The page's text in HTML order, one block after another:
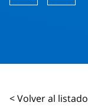
< Volver al listado